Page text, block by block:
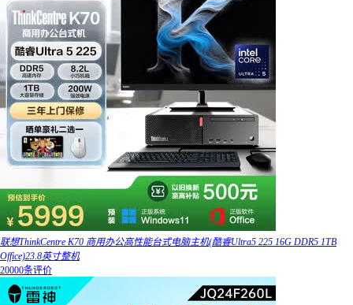
联想ThinkCentre K70 商用办公高性能台式电脑主机(酷睿Ultra5 225 16G DDR5 1TB
Office)23.8英寸整机
20000条评价